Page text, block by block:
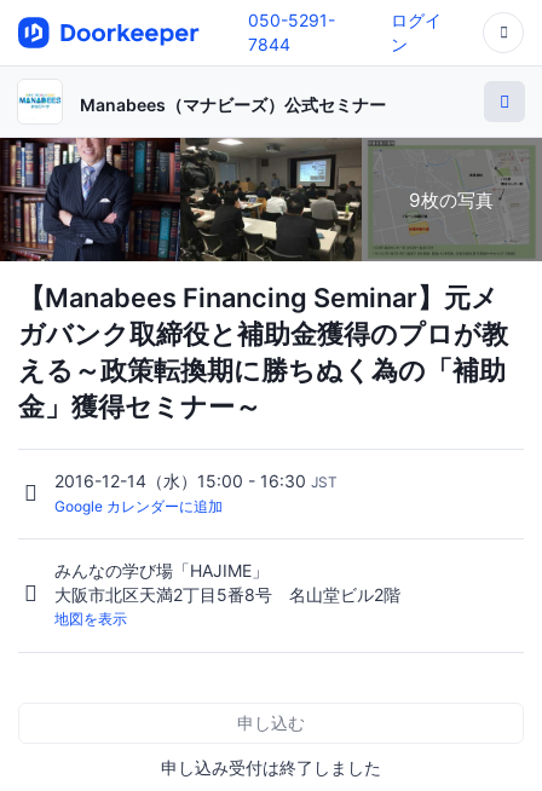
050-5291-
7844
ログイ
ン
Manabees（マナビーズ）公式セミナー
9枚の写真
【Manabees Financing Seminar】元メ
ガバンク取締役と補助金獲得のプロが教
える～政策転換期に勝ちぬく為の「補助
金」獲得セミナー～
2016-12-14（水）15:00 - 16:30 JST
Google カレンダーに追加
みんなの学び場「HAJIME」
大阪市北区天満2丁目5番8号 名山堂ビル2階
地図を表示
申し込む
申し込み受付は終了しました